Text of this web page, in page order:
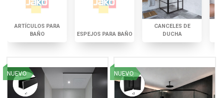
ARTÍCULOS PARA
BAÑO
ESPEJOS PARA BAÑO
CANCELES DE
DUCHA
NUEVO NUEVO